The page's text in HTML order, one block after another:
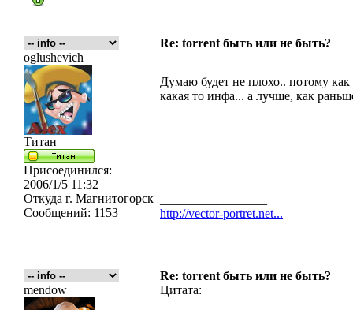
Re: torrent быть или не быть?
oglushevich
Титан
Присоединился:
2006/1/5 11:32
Откуда г. Магнитогорск
Сообщений: 1153
Думаю будет не плохо.. потому как
какая то инфа... а лучше, как
http://vector-portret.net...
Re: torrent быть или не быть?
mendow
Цитата: